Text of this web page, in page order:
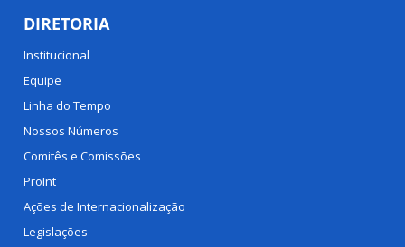
DIRETORIA
Institucional
Equipe
Linha do Tempo
Nossos Números
Comitês e Comissões
ProInt
Ações de Internacionalização
Legislações